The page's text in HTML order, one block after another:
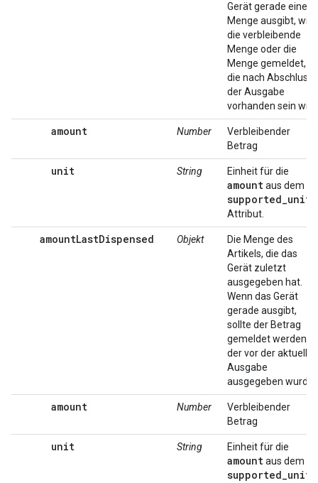
Gerät gerade eine
Menge ausgibt, wird
die verbleibende
Menge oder die
Menge gemeldet,
die nach Abschluss
der Ausgabe
vorhanden sein
amount Number
Verbleibender
Betrag
unit String Einheit für die
amountaus dem
supported_units
Attribut.
amountLastDispensed Objekt
Die Menge des
Artikels, die das
Gerät zuletzt
ausgegeben hat.
Wenn das Gerät
gerade ausgibt,
sollte der Betrag
gemeldet werden,
der vor der aktuellen
Ausgabe
ausgegeben wurde.
amount Number
Verbleibender
Betrag
unit String Einheit für die
amountaus dem
supported_units